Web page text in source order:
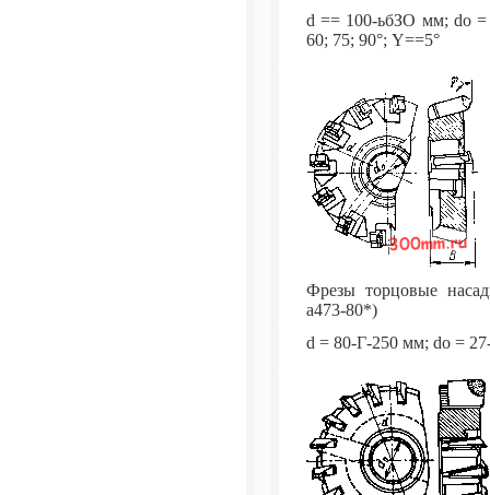
d == 100-ьбЗО мм; do
60; 75; 90°; Y==5°
Фрезы торцовые
а473-80*)
d = 80-Г-250 мм; do =